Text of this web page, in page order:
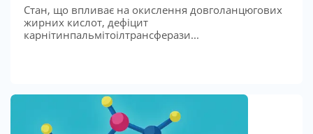
Стан, що впливає на окислення довголанцюгових
жирних кислот, дефіцит
карнітинпальмітоілтрансферази...